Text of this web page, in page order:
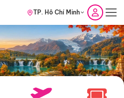
TP. Hồ Chí Minh